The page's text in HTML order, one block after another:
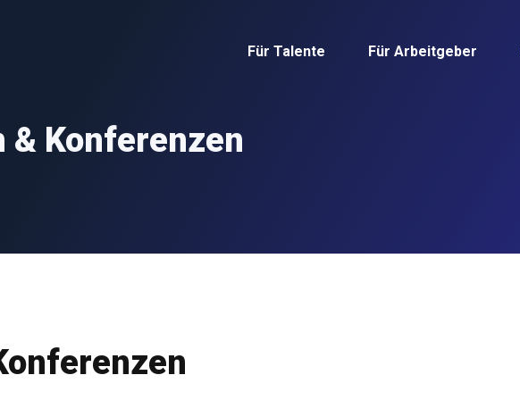
Für Talente Für Arbeitgeber
Konferenzen